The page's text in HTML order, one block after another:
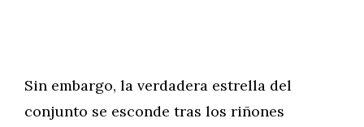
Sin embargo, la verdadera estrella del
conjunto se esconde tras los riñones